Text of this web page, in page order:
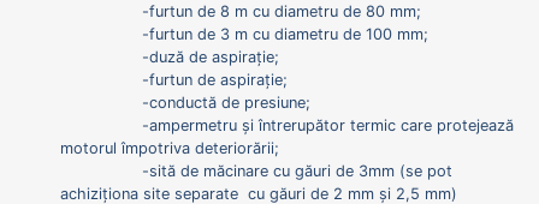
-furtun de 8 m cu diametru de 80 mm;
-furtun de 3 m cu diametru de 100 mm;
-duză de aspirație;
-furtun de aspirație;
-conductă de presiune;
-ampermetru și întrerupător termic care protejează
motorul împotriva deteriorării;
-sită de măcinare cu găuri de 3mm (se pot
achiziționa site separate cu găuri de 2 mm și 2,5 mm)